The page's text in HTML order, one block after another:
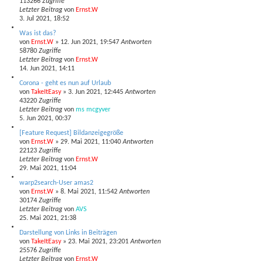
Letzter Beitrag von Ernst.W
3. Jul 2021, 18:52
Was ist das?
von Ernst.W » 12. Jun 2021, 19:547Antworten
58780 Zugriffe
Letzter Beitrag von Ernst.W
14. Jun 2021, 14:11
Corona - geht es nun auf Urlaub
von TakeItEasy» 3. Jun 2021, 12:445Antworten
43220 Zugriffe
Letzter Beitrag von ms mcgyver
5. Jun 2021, 00:37
[Feature Request] Bildanzeigegröße
von Ernst.W » 29. Mai 2021, 11:040Antworten
22123 Zugriffe
Letzter Beitrag von Ernst.W
29. Mai 2021, 11:04
warp2search-User amas2
von Ernst.W » 8. Mai 2021, 11:542Antworten
30174 Zugriffe
Letzter Beitrag von AVS
25. Mai 2021, 21:38
Darstellung von Links in Beiträgen
von TakeItEasy» 23. Mai 2021, 23:201Antworten
25576 Zugriffe
Letzter Beitrag von Ernst.W